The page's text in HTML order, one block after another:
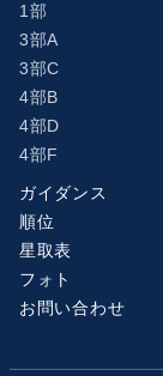
1部
3部A
3部C
4部B
4部D
4部F
ガイダンス
順位
星取表
フォト
お問い合わせ